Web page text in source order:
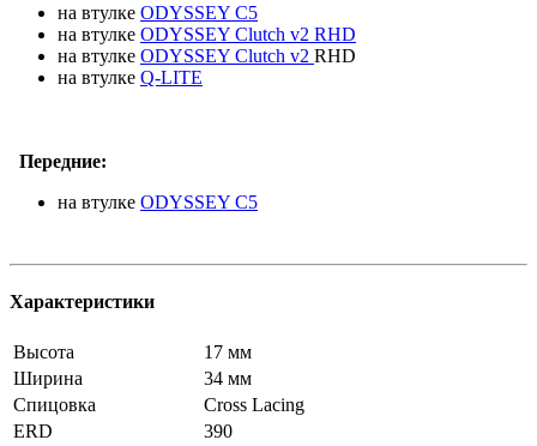
на втулке ODYSSEY C5
на втулке ODYSSEY Clutch v2 RHD
на втулке ODYSSEY Clutch v2 RHD
на втулке Q-LITE
Передние:
на втулке ODYSSEY C5
Характеристики
Высота
17 мм
Ширина
34 мм
Спицовка
Cross Lacing
ERD
390